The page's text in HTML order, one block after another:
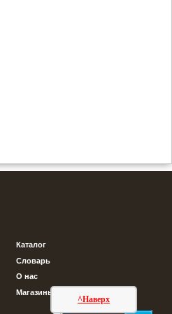
^Наверх
Каталог
Словарь
О нас
Магазины